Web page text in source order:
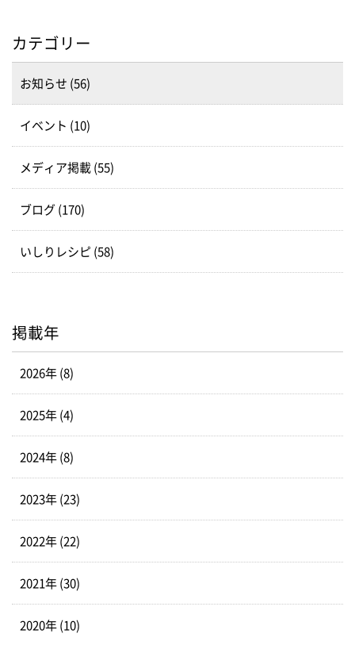
カテゴリー
お知らせ (56)
イベント (10)
メディア掲載 (55)
ブログ (170)
いしりレシピ (58)
掲載年
2026年 (8)
2025年 (4)
2024年 (8)
2023年 (23)
2022年 (22)
2021年 (30)
2020年 (10)